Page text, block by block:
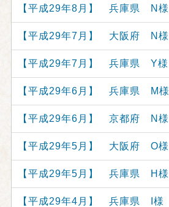
【平成29年8月】 兵庫県 N様
【平成29年7月】 大阪府 N様
【平成29年7月】 兵庫県 Y様
【平成29年6月】 兵庫県 M様
【平成29年6月】 京都府 N様
【平成29年5月】 大阪府 O様
【平成29年5月】 兵庫県 H様
【平成29年4月】 兵庫県 I様